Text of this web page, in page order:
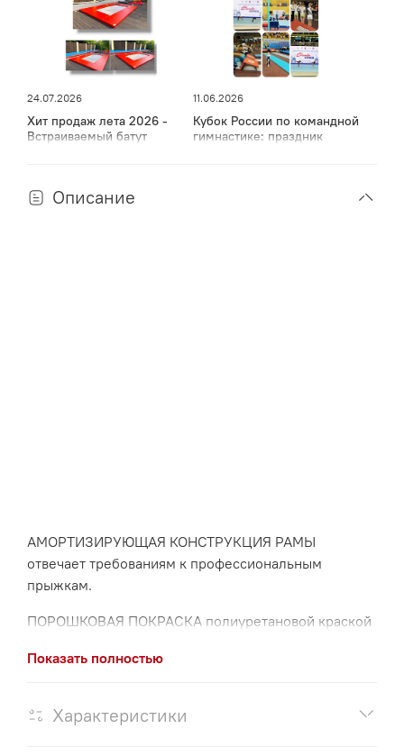
24.07.2026
Хит продаж лета 2026 -
Встраиваемый батут
11.06.2026
Кубок России по командной
гимнастике: праздник
Описание
АМОРТИЗИРУЮЩАЯ КОНСТРУКЦИЯ РАМЫ
отвечает требованиям к профессиональным
прыжкам.
ПОРОШКОВАЯ ПОКРАСКА полиуретановой краской
навеса.
Показать полностью
Характеристики